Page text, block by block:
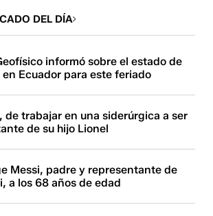
DEL DÍA
informó sobre el estado de
en Ecuador para este feriado
de trabajar en una siderúrgica a ser
de su hijo Lionel
Messi, padre y representante de
a los 68 años de edad